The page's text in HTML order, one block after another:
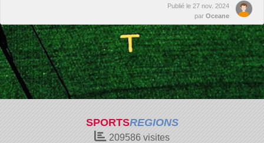
Publié le 27 nov. 2024
par Oceane
SPORTSREGIONS
209586 visites